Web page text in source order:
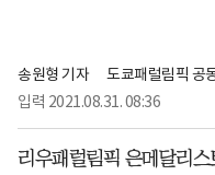
송원형 기자
도쿄패럴림픽 공
입력 2021.08.31. 08:36
리우패럴림픽 은메달리